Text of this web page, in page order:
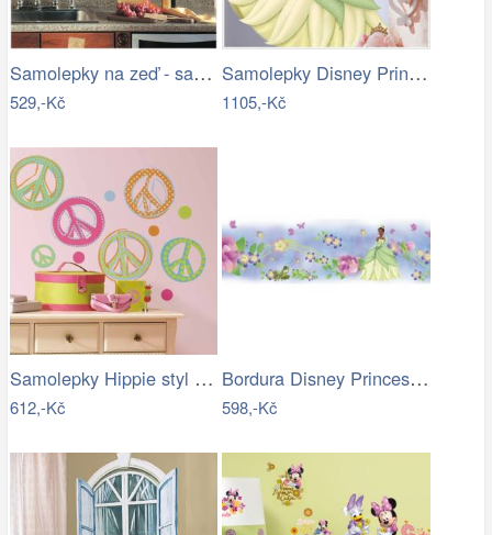
Samolepky na zeď - samolepící dekorace…
529,-Kč
Samolepky Disney Princess. Obrázek…
1105,-Kč
Samolepky Hippie styl - Hippies
612,-Kč
Bordura Disney Princess - Princezna a…
598,-Kč